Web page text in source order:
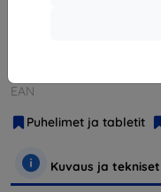
EAN
Puhelimet ja tabletit
Kuvaus ja